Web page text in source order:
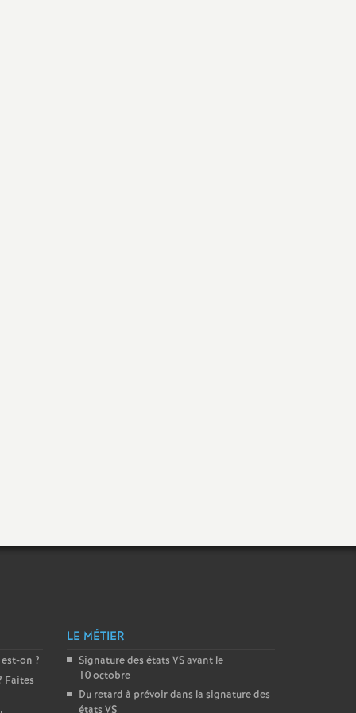
on ?
Faites
LE MÉTIER
Signature des états VSavant le
10 octobre
Du retard à prévoir dans la signature des